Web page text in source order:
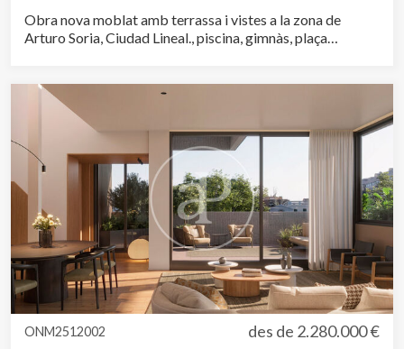
Obra nova moblat amb terrassa i vistes a la zona de
Arturo Soria, Ciudad Lineal., piscina, gimnàs, plaça
ONM2512002 des de 2.280.000 €